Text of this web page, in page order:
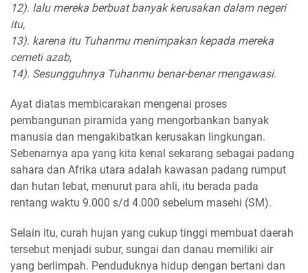
12). lalu mereka berbuat banyak kerusakan dalam negeri
itu,
13). karena itu Tuhanmu menimpakan kepada mereka
cemeti azab,
14). Sesungguhnya Tuhanmu benar-benar mengawasi.
Ayat diatas membicarakan mengenai proses
pembangunan piramida yang mengorbankan banyak
manusia dan mengakibatkan kerusakan lingkungan.
Sebenarnya apa yang kita kenal sekarang sebagai padang
sahara dan Afrika utara adalah kawasan padang rumput
dan hutan lebat, menurut para ahli, itu berada pada
rentang waktu 9.000 s/d 4.000 sebelum masehi (SM).
Selain itu, curah hujan yang cukup tinggi membuat daerah
tersebut menjadi subur, sungai dan danau memiliki air
yang berlimpah. Penduduknya hidup dengan bertani dan